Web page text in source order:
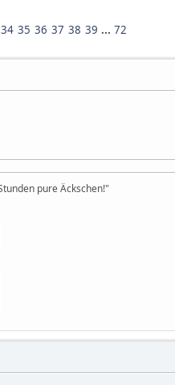
34 35 36 37 38 39 ... 72
pure Äckschen!"